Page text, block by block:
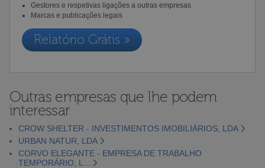
Gestores e respetivas ligações a outras empresas
Marcas e publicações legais
Relatório Grátis »
Outras empresas que lhe podem
interessar
CROW SHELTER - INVESTIMENTOS IMOBILIÁRIOS, LDA
URBAN NATUR, LDA
CORVO ELEGANTE - EMPRESA DE TRABALHO
TEMPORÁRIO, L...